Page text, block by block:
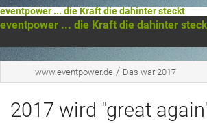
eventpower ... die Kraft die dahinter steckt
eventpower ... die Kraft die dahinter
Startseite
www.eventpower.de / Das war 2017
2017 wird "great